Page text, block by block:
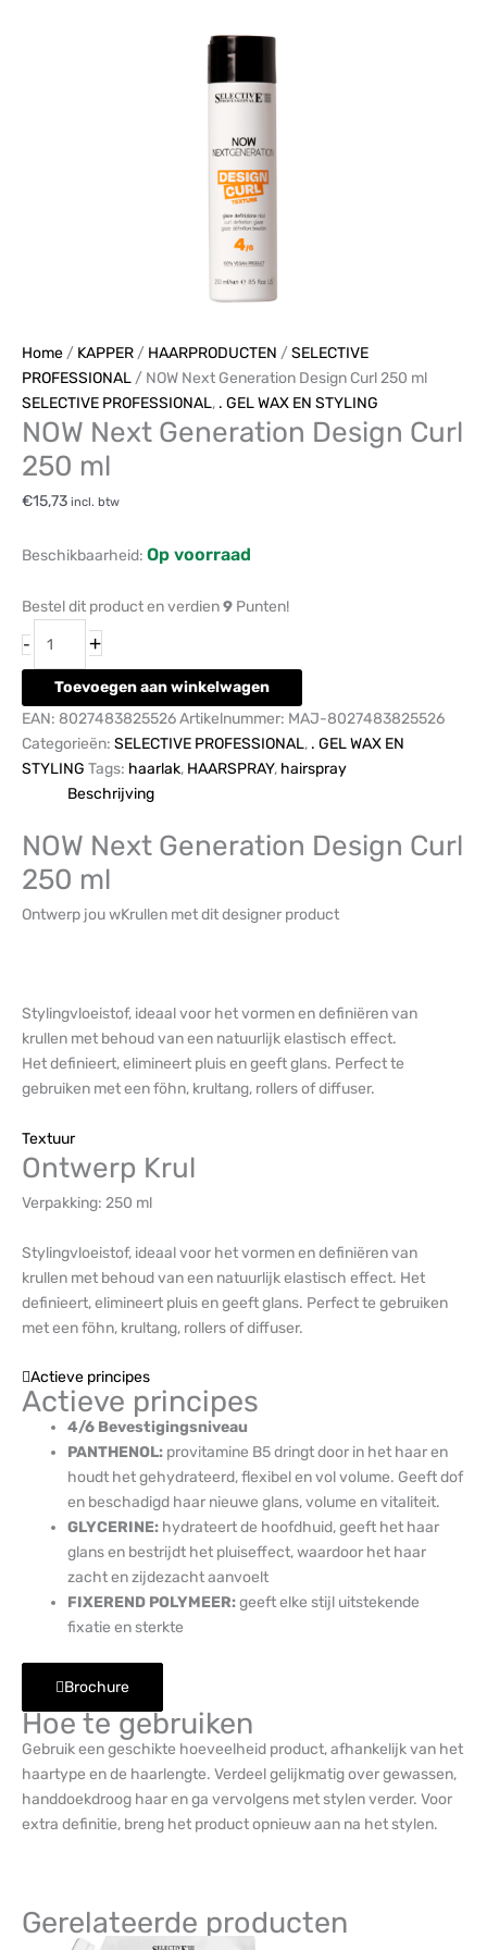
Home / KAPPER / HAARPRODUCTEN /SELECTIVE
PROFESSIONAL / NOW Next Generation Design Curl 250 ml
SELECTIVE PROFESSIONAL, . GEL WAX EN STYLING
NOW Next Generation Design Curl
250 ml
€15,73 incl. btw
Beschikbaarheid: Op voorraad
Bestel dit product en verdien9 Punten!
- +
Toevoegen aan winkelwagen
EAN: 8027483825526Artikelnummer: MAJ-8027483825526
Categorieën: SELECTIVE PROFESSIONAL, . GEL WAX EN
STYLING Tags: haarlak, HAARSPRAY, hairspray
Beschrijving
NOW Next Generation Design Curl
250 ml
Ontwerp jou wKrullen met dit designer product
Stylingvloeistof, ideaal voor het vormen en definiëren van
krullen met behoud van een natuurlijk elastisch effect.
Het definieert, elimineert pluis en geeft glans. Perfect te
gebruiken met een föhn, krultang, rollers of diffuser.
Textuur
Ontwerp Krul
Verpakking: 250 ml
Stylingvloeistof, ideaal voor het vormen en definiëren van
krullen met behoud van een natuurlijk elastisch effect. Het
definieert, elimineert pluis en geeft glans. Perfect te gebruiken
met een föhn, krultang, rollers of diffuser.
Actieve principes
Actieve principes
4/6 Bevestigingsniveau
PANTHENOL: provitamine B5 dringt door in het haar en
houdt het gehydrateerd, flexibel en vol volume. Geeft dof
en beschadigd haar nieuwe glans, volume en vitaliteit.
GLYCERINE: hydrateert de hoofdhuid, geeft het haar
glans en bestrijdt het pluiseffect, waardoor het haar
zacht en zijdezacht aanvoelt
FIXEREND POLYMEER:geeft elke stijl uitstekende
fixatie en sterkte
Brochure
Hoe te gebruiken
Gebruik een geschikte hoeveelheid product, afhankelijk van het
haartype en de haarlengte. Verdeel gelijkmatig over gewassen,
handdoekdroog haar en ga vervolgens met stylen verder. Voor
extra definitie, breng het product opnieuw aan na het stylen.
Gerelateerde producten